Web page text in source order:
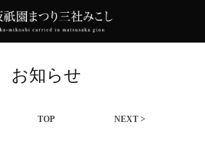
お知らせ
TOP NEXT >